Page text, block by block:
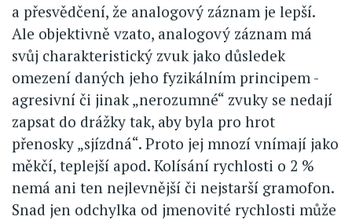
a přesvědčení, že analogový záznam je lepší.
Ale objektivně vzato, analogový záznam má
svůj charakteristický zvuk jako důsledek
omezení daných jeho fyzikálním principem -
agresivní či jinak „nerozumné“ zvuky se nedají
zapsat do drážky tak, aby byla pro hrot
přenosky „sjízdná“. Proto jej mnozí vnímají jako
měkčí, teplejší apod. Kolísání rychlosti o 2 %
nemá ani ten nejlevnější či nejstarší gramofon.
Snad jen odchylka od jmenovité rychlosti může